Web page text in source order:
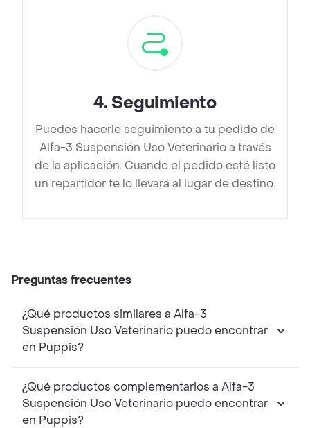
4. Seguimiento
Puedes hacerle seguimiento a tu pedido de
Alfa-3 Suspensión Uso Veterinario a través
de la aplicación. Cuando el pedido esté listo
un repartidor te lo llevará al lugar de destino.
Preguntas frecuentes
¿Qué productos similares a Alfa-3
Suspensión Uso Veterinario puedo encontrar
en Puppis?
¿Qué productos complementarios a Alfa-3
Suspensión Uso Veterinario puedo encontrar
en Puppis?